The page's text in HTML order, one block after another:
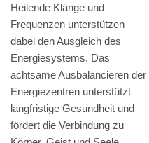
Heilende Klänge und
Frequenzen unterstützen
dabei den Ausgleich des
Energiesystems. Das
achtsame Ausbalancieren der
Energiezentren unterstützt
langfristige Gesundheit und
fördert die Verbindung zu